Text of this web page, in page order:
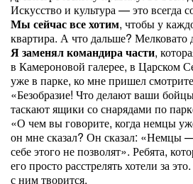
Искусство и культура — это всегда
Мы сейчас все хотим, чтобы у
квартира. А что дальше? Мелковато
Я заменял командира части,
в Камероновой галерее, в Царском
уже в парке, ко мне пришел
«Безобразие! Что делают ваши
таскают ящики со снарядами по
«О чем вы говорите, когда немцы
он мне сказал? Он сказал: «Немцы
себе этого не позволят». Ребята,
его просто расстрелять хотели за
с ним творится.